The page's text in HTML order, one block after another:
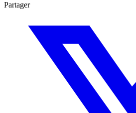
Partager